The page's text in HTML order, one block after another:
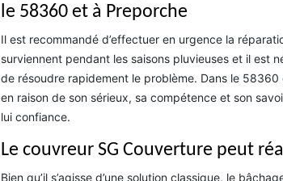
le 58360 et à Preporche
Il est recommandé d’effectuer en urgence la
surviennent pendant les saisons pluvieuses et il est
de résoudre rapidement le problème. Dans le
en raison de son sérieux, sa compétence et son
lui confiance.
Le couvreur SG Couverture peut
Bien qu’il s’agisse d’une solution classique, le